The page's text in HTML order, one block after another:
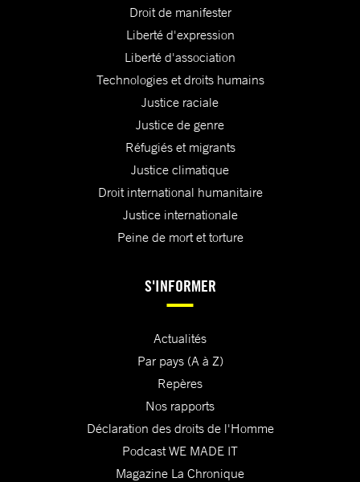
Droit de manifester
Liberté d'expression
Liberté d'association
Technologies et droits humains
Justice raciale
Justice de genre
Réfugiés et migrants
Justice climatique
Droit international humanitaire
Justice internationale
Peine de mort et torture
S'INFORMER
Actualités
Par pays (A à Z)
Repères
Nos rapports
Déclaration des droits de l'Homme
Podcast WE MADE IT
Magazine La Chronique